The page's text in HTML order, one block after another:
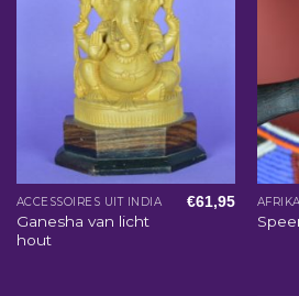
ACCESSOIRES UIT INDIA
Ganesha van licht
hout
€61,95